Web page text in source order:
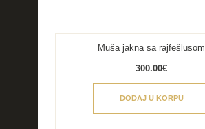
Muša jakna sa rajfešlusom
300.00€
DODAJ U KORPU